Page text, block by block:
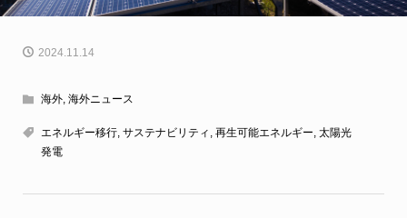
2024.11.14
海外, 海外ニュース
エネルギー移行, サステナビリティ 再生可能エネルギー 太陽光
発電